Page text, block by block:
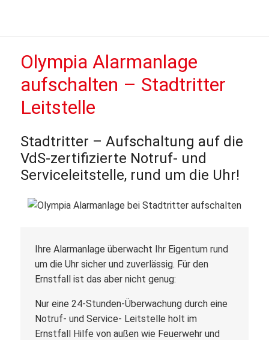
Olympia Alarmanlage
aufschalten – Stadtritter
Leitstelle
Stadtritter – Aufschaltung auf die
VdS-zertifizierte Notruf- und
Serviceleitstelle, rund um die Uhr!
Ihre Alarmanlage überwacht Ihr Eigentum rund
um die Uhr sicher und zuverlässig. Für den
Ernstfall ist das aber nicht genug:
Nur eine 24-Stunden-Überwachung durch eine
Notruf- und Service- Leitstelle holt im
Ernstfall Hilfe von außen wie Feuerwehr und